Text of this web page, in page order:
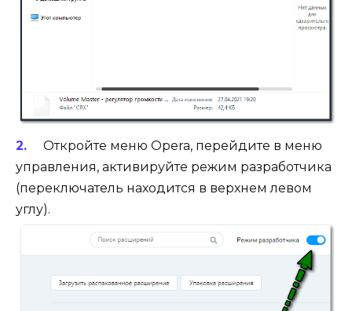
Откройте меню Opera, перейдите в меню
управления, активируйте режим разработчика
(переключатель находится в верхнем левом
углу).